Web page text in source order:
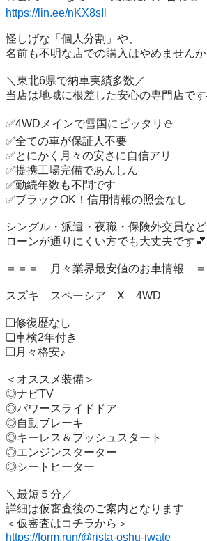
https://lin.ee/nKX8sIl
怪しげな「個人分割」や、
名前も不明な店での購入はやめませんか
＼東北6県で納車実績多数／
当店は地域に根差した安心の専門店で
✅4WDメインで雪国にピッタリ⛄
✅全ての車が保証人不要
✅とにかく月々の安さに自信アリ
✅提携工場完備であんしん
✅勤続年数も不問です
✅ブラックOK！信用情報の照会なし
シングル・派遣・夜職・保険外交員など
ローンが通りにくい方でも大丈夫です💕
＝＝＝　月々業界最安値のお車情報　＝
スズキ　スペーシア　X　4WD
❏修復歴なし
❏車検2年付き
❏月々格安♪
＜オススメ装備＞
◎ナビTV
◎パワースライドドア
◎自動ブレーキ
◎キーレス＆プッシュスタート
◎エンジンスターター
◎シートヒーター
＼最短５分／
詳細は仮審査後のご案内となります
https://form.run/@rista-oshu-iwate